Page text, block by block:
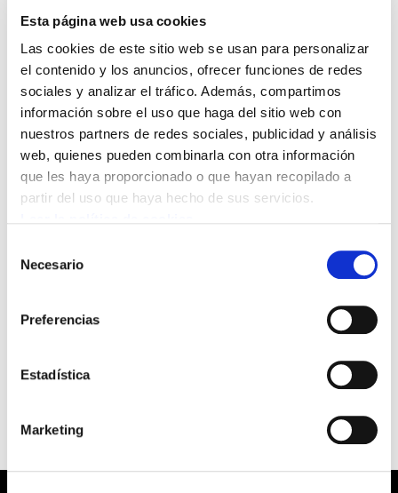
Esta página web usa cookies
Las cookies de este sitio web se usan para personalizar
el contenido y los anuncios, ofrecer funciones de redes
sociales y analizar el tráfico. Además, compartimos
información sobre el uso que haga del sitio web con
nuestros partners de redes sociales, publicidad y análisis
web, quienes pueden combinarla con otra información
que les haya proporcionado o que hayan recopilado a
partir del uso que haya hecho de sus servicios.
Necesario
Preferencias
Estadística
Marketing
Hospital Bidasoa
Hospital Donostia
Comarca Este
Concentraciones a las 11 en el Centro de Salud
de Gros
y a las 12:30 en el Hospital
SALUD DE CALIDAD
Si quieres solidarizarte con los trabajadores y
documento y haz click en él